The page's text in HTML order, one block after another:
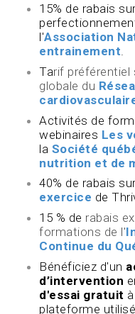
15% de rabais
l'Association
entrainement
Tarif préférentiel
globale du
Activités de
webinaires Les
la Société
nutrition et de
40% de rabais
exercice de
15 % de rabais
formations de l'
Continue du
Bénéficiez d'un
d’intervention
d'essai gratuit
plateforme